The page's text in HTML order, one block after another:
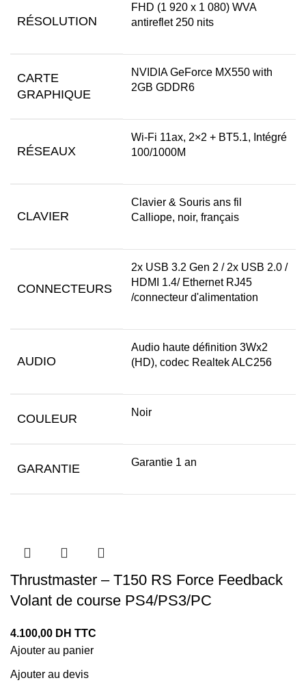
RÉSOLUTION
FHD (1 920 x 1 080) WVA
antireflet 250 nits
CARTE
GRAPHIQUE
NVIDIA GeForce MX550 with
2GB GDDR6
RÉSEAUX
Wi-Fi 11ax, 2×2 + BT5.1, Intégré
100/1000M
CLAVIER
Clavier & Souris ans fil
Calliope, noir, français
CONNECTEURS
2x USB 3.2 Gen 2 / 2x USB 2.0 /
HDMI 1.4/ Ethernet RJ45
/connecteur d'alimentation
AUDIO
Audio haute définition 3Wx2
(HD), codec Realtek ALC256
COULEUR Noir
GARANTIE Garantie 1 an
Thrustmaster – T150 RS Force Feedback
Volant de course PS4/PS3/PC
4.100,00 DH TTC
Ajouter au panier
Ajouter au devis